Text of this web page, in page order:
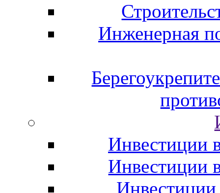
Инженерная
Инвестиции
Инвестиции